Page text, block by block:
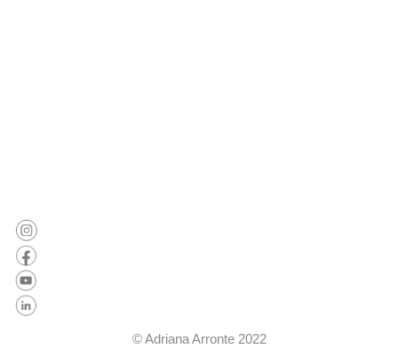
© Adriana Arronte 2022